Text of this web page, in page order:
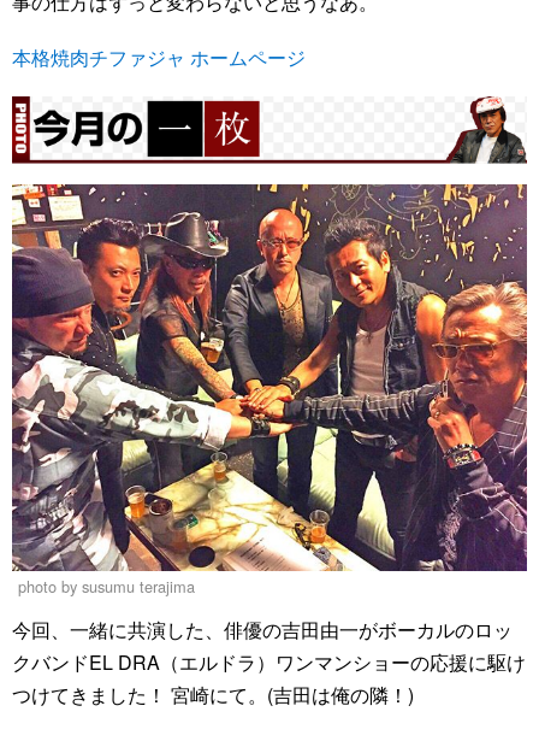
本格焼肉チファジャ ホームページ
photo by susumu terajima
今回、一緒に共演した、俳優の吉田由一がボーカルのロッ
クバンドEL DRA（エルドラ）ワンマンショーの応援に駆け
つけてきました！ 宮崎にて。(吉田は俺の隣！)